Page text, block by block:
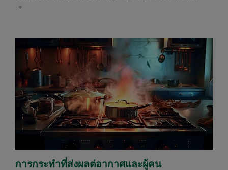
+
การกระทำที่ส่งผลต่อากาศและผู้คน